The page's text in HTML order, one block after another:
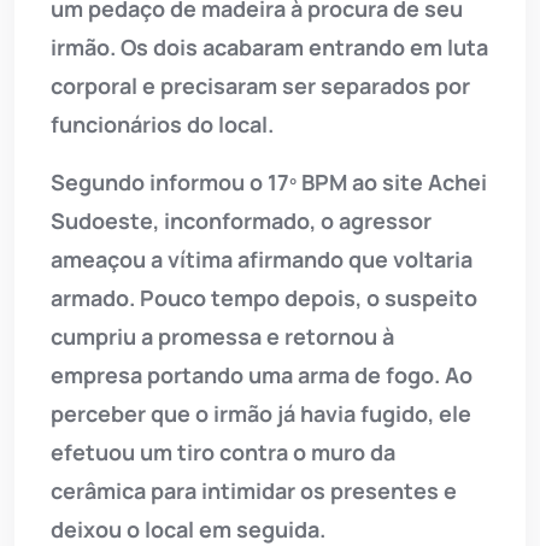
um pedaço de madeira à procura de seu
irmão. Os dois acabaram entrando em luta
corporal e precisaram ser separados por
funcionários do local.
Segundo informou o 17º BPM ao site Achei
Sudoeste, inconformado, o agressor
ameaçou a vítima afirmando que voltaria
armado. Pouco tempo depois, o suspeito
cumpriu a promessa e retornou à
empresa portando uma arma de fogo. Ao
perceber que o irmão já havia fugido, ele
efetuou um tiro contra o muro da
cerâmica para intimidar os presentes e
deixou o local em seguida.